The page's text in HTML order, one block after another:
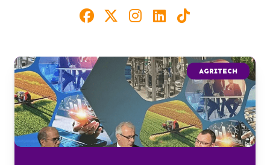
AGRITECH